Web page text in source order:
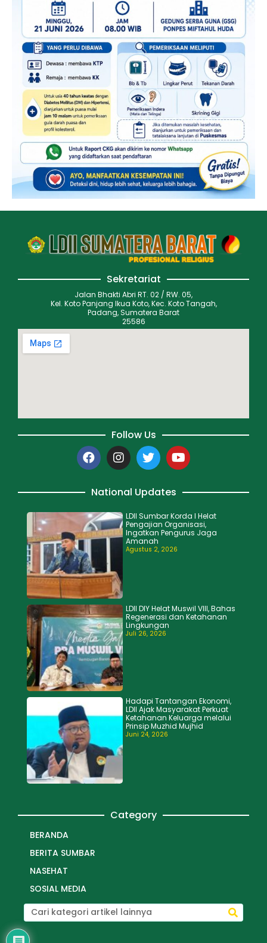
Sekretariat
Jalan Bhakti Abri RT. 02 / RW. 05,
Kel. Koto Panjang Ikua Koto, Kec. Koto Tangah,
Padang, Sumatera Barat
25586
Follow Us
National Updates
LDII Sumbar Korda I Helat
Pengajian Organisasi,
Ingatkan Pengurus Jaga
Amanah
Agustus 2, 2026
LDII DIY Helat Muswil VIII, Bahas
Regenerasi dan Ketahanan
Lingkungan
Juli 26, 2026
Hadapi Tantangan Ekonomi,
LDII Ajak Masyarakat Perkuat
Ketahanan Keluarga melalui
Prinsip Muzhid Mujhid
Juni 24, 2026
Category
BERANDA
BERITA SUMBAR
NASEHAT
SOSIAL MEDIA